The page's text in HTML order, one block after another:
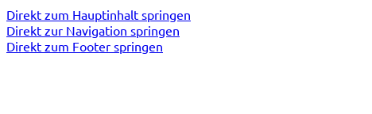
Direkt zum Hauptinhalt springen
Direkt zur Navigation springen
Direkt zum Footer springen